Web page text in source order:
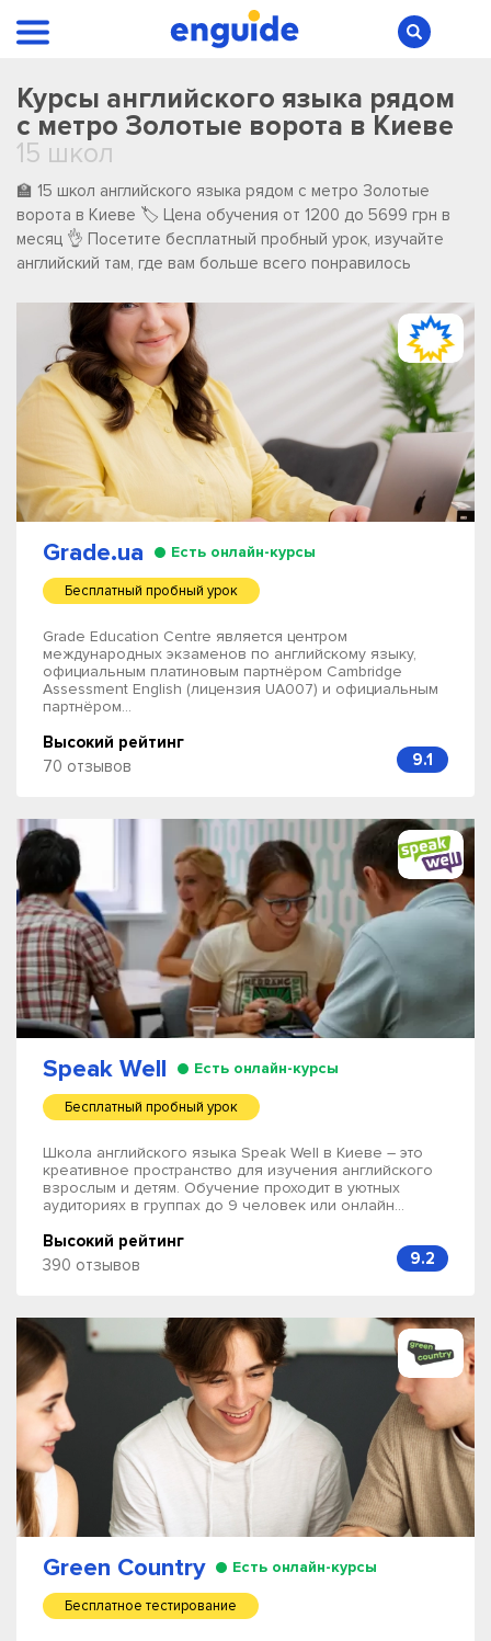
Курсы английского языка рядом
с метро Золотые ворота в Киеве
15 школ
🏫 15 школ английского языка рядом с метро Золотые
ворота в Киеве 🏷️ Цена обучения от 1200 до 5699 грн в
месяц 👌 Посетите бесплатный пробный урок, изучайте
английский там, где вам больше всего понравилось
Grade.ua Есть онлайн-курсы
Бесплатный пробный урок
Grade Education Centre является центром
международных экзаменов по английскому языку,
официальным платиновым партнёром Cambridge
Assessment English (лицензия UA007) и официальным
партнёром...
Высокий рейтинг
70 отзывов
9.1
Speak Well Есть онлайн-курсы
Бесплатный пробный урок
Школа английского языка Speak Well в Киеве – это
креативное пространство для изучения английского
взрослым и детям. Обучение проходит в уютных
аудиториях в группах до 9 человек или онлайн...
Высокий рейтинг
390 отзывов
9.2
Green Country Есть онлайн-курсы
Бесплатное тестирование